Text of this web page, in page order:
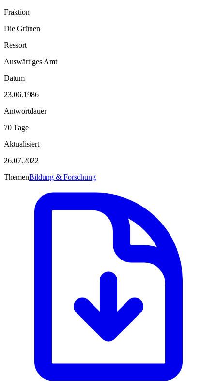
Fraktion
Die Grünen
Ressort
Auswärtiges Amt
Datum
23.06.1986
Antwortdauer
70 Tage
Aktualisiert
26.07.2022
ThemenBildung & Forschung